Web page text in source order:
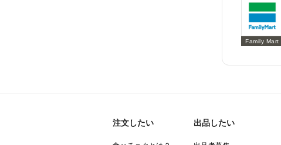
Family Mart
注文したい 出品したい